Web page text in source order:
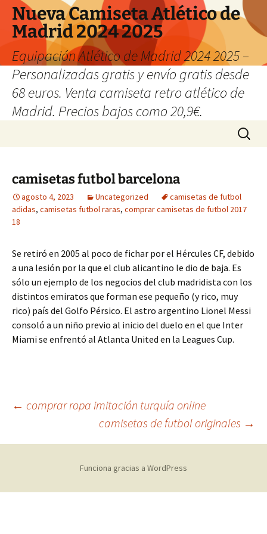
Nueva Camiseta Atlético de
Madrid 2024 2025
Equipación Atlético de Madrid 2024 2025 –
Personalizadas gratis y envío gratis desde
68 euros. Venta camiseta retro atlético de
Madrid. Precios bajos como 20,9€.
Buscar:
camisetas futbol barcelona
agosto 4, 2023 Uncategorized
camisetas de futbol
adidas, camisetas futbol raras, comprar camisetas de futbol 2017
18
Se retiró en 2005 al poco de fichar por el Hércules CF, debido
a una lesión por la que el club alicantino le dio de baja. Es
sólo un ejemplo de los negocios del club madridista con los
distintos emiratos que forman ese pequeño (y rico, muy
rico) país del Golfo Pérsico. El astro argentino Lionel Messi
consoló a un niño previo al inicio del duelo en el que Inter
Miami se enfrentó al Atlanta United en la Leagues Cup.
Navegación
de
entradas
← comprar ropa imitación turquía online
camisetas de futbol originales →
Funciona gracias a WordPress